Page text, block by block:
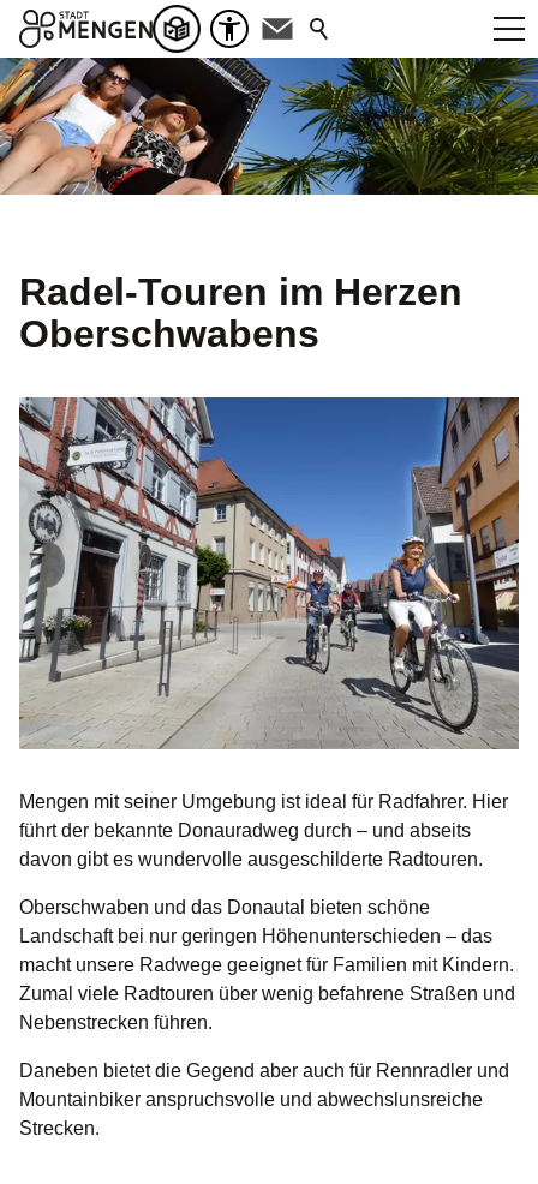
Radel-Touren im Herzen
Oberschwabens
Mengen mit seiner Umgebung ist ideal für Radfahrer. Hier
führt der bekannte Donauradweg durch – und abseits
davon gibt es wundervolle ausgeschilderte Radtouren.
Oberschwaben und das Donautal bieten schöne
Landschaft bei nur geringen Höhenunterschieden – das
macht unsere Radwege geeignet für Familien mit Kindern.
Zumal viele Radtouren über wenig befahrene Straßen und
Nebenstrecken führen.
Daneben bietet die Gegend aber auch für Rennradler und
Mountainbiker anspruchsvolle und abwechslunsreiche
Strecken.